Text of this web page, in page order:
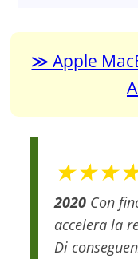
Apple
2020 Con
accelera la
Di